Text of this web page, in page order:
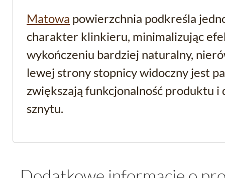
Matowa powierzchnia podkreśla
charakter klinkieru, minimalizując
wykończeniu bardziej naturalny,
lewej strony stopnicy widoczny jest
zwiększają funkcjonalność produktu i
sznytu.
Stopnica klinkierowa
kamieniopodobna i jej